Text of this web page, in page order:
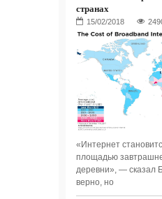
странах
«Интернет
площадью
деревни», — сказал
верно, но